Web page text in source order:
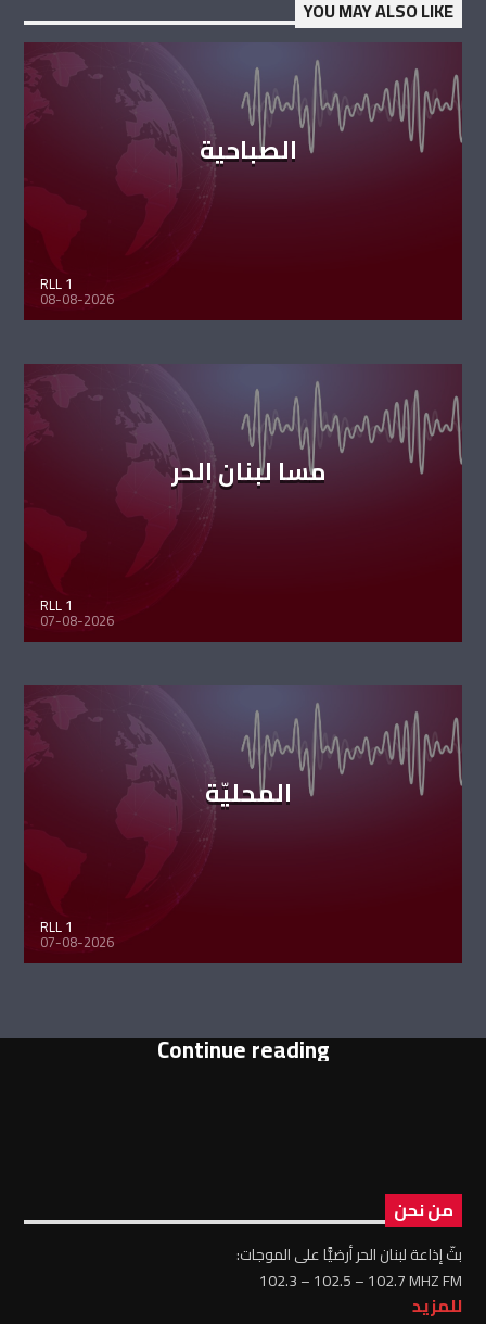
YOU MAY ALSO LIKE
الصباحية
RLL 1
08-08-2026
مسا لبنان الحر
RLL 1
07-08-2026
المحليّة
RLL 1
07-08-2026
Continue reading
من نحن
بثّ إذاعة لبنان الحر أرضيًّا على الموجات:
102.3 – 102.5 – 102.7 MHZ FM
للمزيد